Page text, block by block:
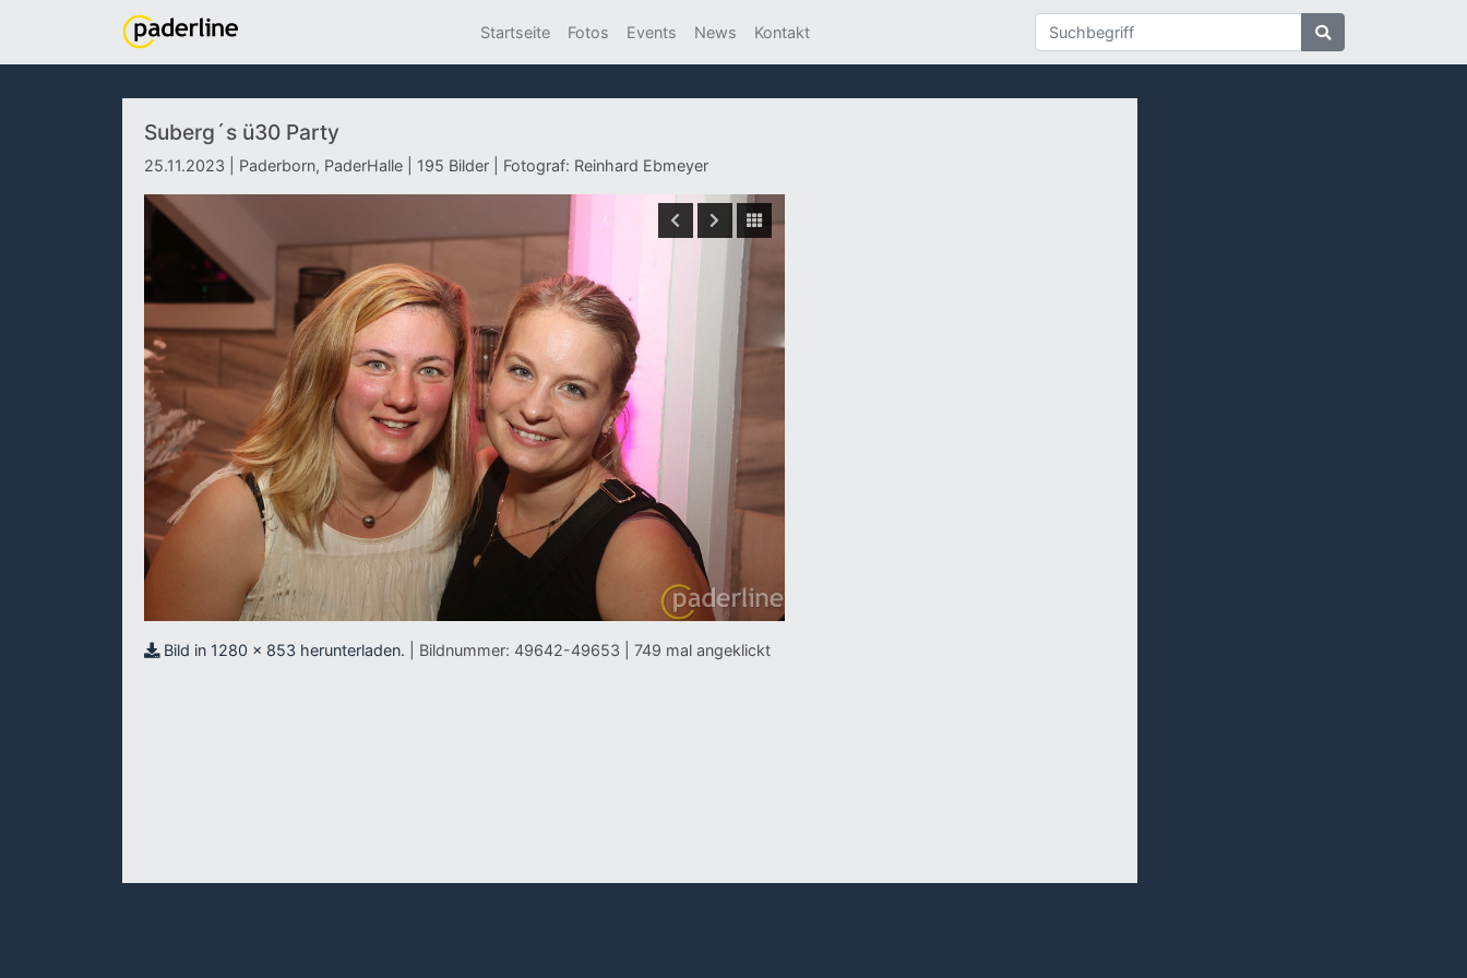
Startseite Fotos Events News Kontakt
Suberg´s ü30 Party
25.11.2023 | Paderborn, PaderHalle | 195 Bilder | Fotograf: Reinhard Ebmeyer
Bild in 1280 x 853 herunterladen. | Bildnummer: 49642-49653 | 749 mal angeklickt